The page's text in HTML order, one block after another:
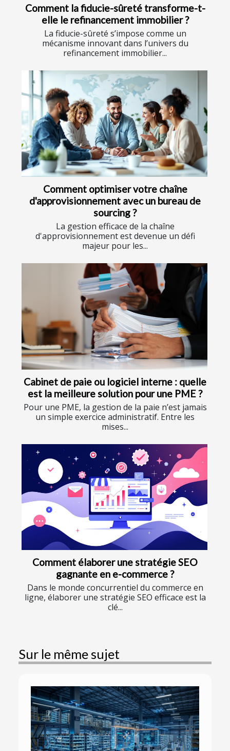
Comment la fiducie-sûreté transforme-t-
elle le refinancement immobilier ?
La fiducie-sûreté s’impose comme un
mécanisme innovant dans l’univers du
refinancement immobilier...
Comment optimiser votre chaîne
d'approvisionnement avec un bureau de
sourcing ?
La gestion efficace de la chaîne
d'approvisionnement est devenue un défi
majeur pour les...
Cabinet de paie ou logiciel interne : quelle
est la meilleure solution pour une PME ?
Pour une PME, la gestion de la paie n’est jamais
un simple exercice administratif. Entre les
mises...
Comment élaborer une stratégie SEO
gagnante en e-commerce ?
Dans le monde concurrentiel du commerce en
ligne, élaborer une stratégie SEO efficace est la
clé...
Sur le même sujet